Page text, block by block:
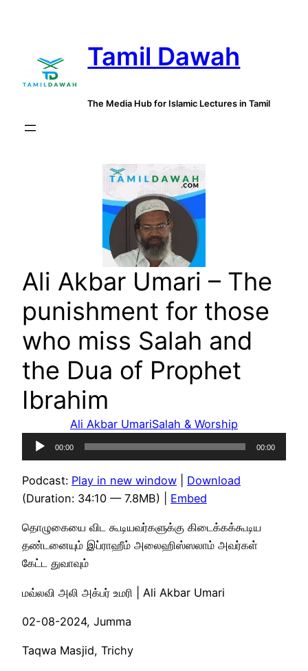
Tamil Dawah
The Media Hub for Islamic Lectures in Tamil
Ali Akbar Umari – The
punishment for those
who miss Salah and
the Dua of Prophet
Ibrahim
Ali Akbar UmariSalah & Worship
Audio
Player
00:00 00:00
Podcast: Play in new window
Download
(Duration: 34:10 — 7.8MB) | Embed
தொழுகையை விட கூடியவர்களுக்கு கிடைக்கக்கூடிய
தண்டனையும் இப்ராஹீம் அலைஹிஸ்ஸலாம் அவர்கள்
கேட்ட துவாவும்
மவ்லவி அலி அக்பர் உமரி | Ali Akbar Umari
02-08-2024, Jumma
Taqwa Masjid, Trichy